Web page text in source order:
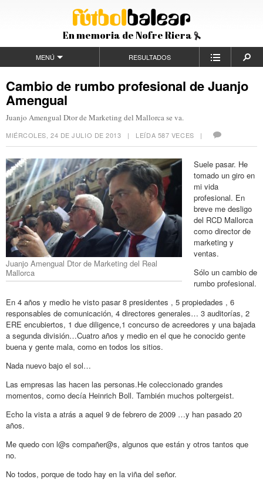
En memoria de Nofre Riera
MENÚ RESULTADOS
Cambio de rumbo profesional de Juanjo
Amengual
Juanjo Amengual Dtor de Marketing del Mallorca se va.
MIÉRCOLES, 24 DE JULIO DE 2013 | LEÍDA 587 VECES |
Juanjo Amengual Dtor de Marketing del Real
Mallorca
Suele pasar. He
tomado un giro en
mi vida
profesional. En
breve me desligo
del RCD Mallorca
como director de
marketing y
ventas.
Sólo un cambio de
rumbo profesional.
En 4 años y medio he visto pasar 8 presidentes , 5 propiedades , 6
responsables de comunicación, 4 directores generales… 3 auditorías, 2
ERE encubiertos, 1 due diligence,1 concurso de acreedores y una bajada
a segunda división…Cuatro años y medio en el que he conocido gente
buena y gente mala, como en todos los sitios.
Nada nuevo bajo el sol…
Las empresas las hacen las personas.He coleccionado grandes
momentos, como decía Heinrich Boll. También muchos poltergeist.
Echo la vista a atrás a aquel 9 de febrero de 2009 …y han pasado 20
años.
Me quedo con l@s compañer@s, algunos que están y otros tantos que
no.
No todos, porque de todo hay en la viña del señor.